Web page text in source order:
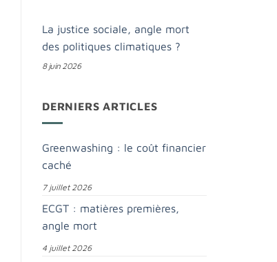
La justice sociale, angle mort
des politiques climatiques ?
8 juin 2026
DERNIERS ARTICLES
Greenwashing : le coût financier
caché
7 juillet 2026
ECGT : matières premières,
angle mort
4 juillet 2026